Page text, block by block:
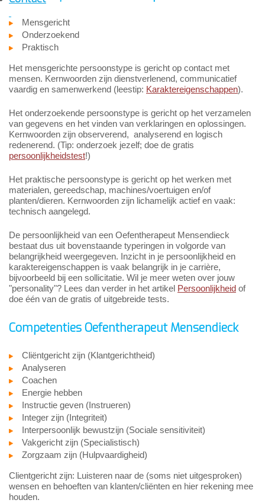
Mensgericht
Onderzoekend
Praktisch
Het mensgerichte persoonstype is gericht op contact met
mensen. Kernwoorden zijn dienstverlenend, communicatief
vaardig en samenwerkend (leestip: Karaktereigenschappen).
Het onderzoekende persoonstype is gericht op het verzamelen
van gegevens en het vinden van verklaringen en oplossingen.
Kernwoorden zijn observerend, analyserend en logisch
redenerend. (Tip: onderzoek jezelf; doe de gratis
persoonlijkheidstest!)
Het praktische persoonstype is gericht op het werken met
materialen, gereedschap, machines/voertuigen en/of
planten/dieren. Kernwoorden zijn lichamelijk actief en vaak:
technisch aangelegd.
De persoonlijkheid van een Oefentherapeut Mensendieck
bestaat dus uit bovenstaande typeringen in volgorde van
belangrijkheid weergegeven. Inzicht in je persoonlijkheid en
karaktereigenschappen is vaak belangrijk in je carrière,
bijvoorbeeld bij een sollicitatie. Wil je meer weten over jouw
"personality"? Lees dan verder in het artikel Persoonlijkheid of
doe één van de gratis of uitgebreide tests.
Competenties Oefentherapeut Mensendieck
Cliëntgericht zijn (Klantgerichtheid)
Analyseren
Coachen
Energie hebben
Instructie geven (Instrueren)
Integer zijn (Integriteit)
Interpersoonlijk bewustzijn (Sociale sensitiviteit)
Vakgericht zijn (Specialistisch)
Zorgzaam zijn (Hulpvaardigheid)
Clientgericht zijn: Luisteren naar de (soms niet uitgesproken)
wensen en behoeften van klanten/cliënten en hier rekening mee
houden.